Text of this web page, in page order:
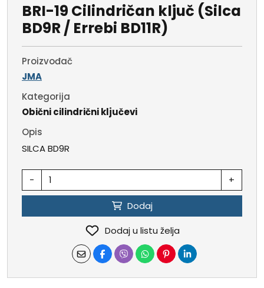
BRI-19 Cilindričan ključ (Silca
BD9R / Errebi BD11R)
Proizvođač
JMA
Kategorija
Obični cilindrični ključevi
Opis
SILCA BD9R
- +
Dodaj
Dodaj u listu želja